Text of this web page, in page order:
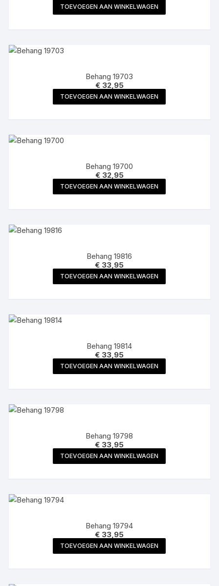
TOEVOEGEN AAN WINKELWAGEN
Behang 19703
€32,95
TOEVOEGEN AAN WINKELWAGEN
Behang 19700
€32,95
TOEVOEGEN AAN WINKELWAGEN
Behang 19816
€ 33,95
TOEVOEGEN AAN WINKELWAGEN
Behang 19814
€ 33,95
TOEVOEGEN AAN WINKELWAGEN
Behang 19798
€ 33,95
TOEVOEGEN AAN WINKELWAGEN
Behang 19794
€ 33,95
TOEVOEGEN AAN WINKELWAGEN